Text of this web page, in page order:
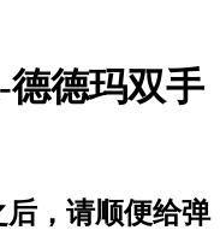
德德玛双手
，请顺便给弹